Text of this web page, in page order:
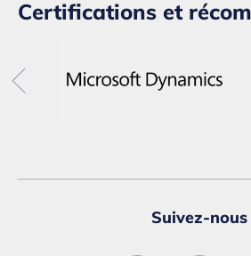
Certifications et
Suivez-nous